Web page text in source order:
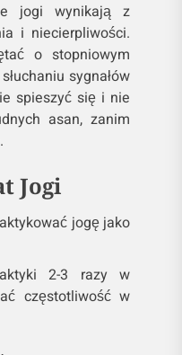
jogi wynikają z
i niecierpliwości.
o stopniowym
sygnałów
spieszyć się i nie
asan, zanim
Jogi
jogę jako
2-3 razy w
częstotliwość w